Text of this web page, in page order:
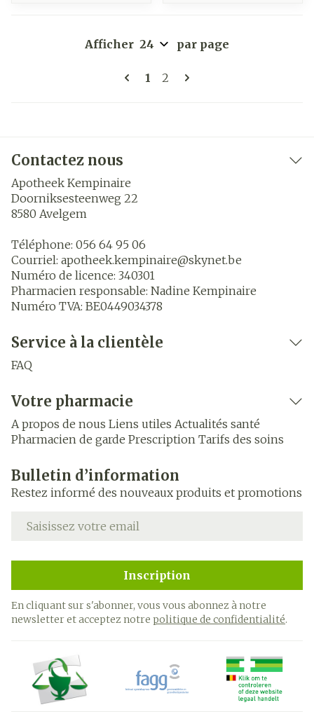
Pages
Vous lisez actuellement la
1 Page
2
Afficher par page
Contactez nous
Apotheek Kempinaire
Doorniksesteenweg 22
8580 Avelgem
Téléphone: 056 64 95 06
Courriel: apotheek.kempinaire@skynet.be
Numéro de licence: 340301
Pharmacien responsable: Nadine Kempinaire
Numéro TVA: BE0449034378
Service à la clientèle
FAQ
Votre pharmacie
A propos de nous Liens utiles Actualités santé
Pharmacien de garde Prescription Tarifs des soins
Bulletin d’information
Restez informé des nouveaux produits et promotions
Adresse mail
Inscription
En cliquant sur s'abonner, vous vous abonnez à notre
newsletter et acceptez notre politique de confidentialité.